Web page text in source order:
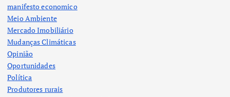
manifesto economico
Meio Ambiente
Mercado Imobiliário
Mudanças Climáticas
Opinião
Oportunidades
Política
Produtores rurais